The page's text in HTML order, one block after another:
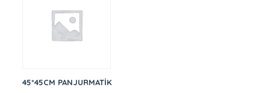
45*45CM PANJURMATİK